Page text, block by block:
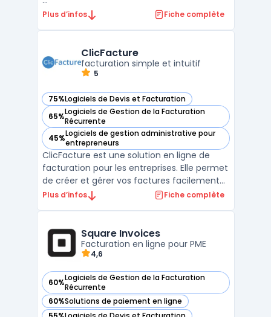
Plus d’infos Fiche complète
ClicFacture
facturation simple et intuitif
5
75%Logiciels de Devis et Facturation
— voir ClicFacture dans cette catégorie
65%Logiciels de Gestion de la Facturation
Récurrente
— voir ClicFacture dans cette catégorie
45%Logiciels de gestion administrative pour
entrepreneurs
— voir ClicFacture dans cette catégorie
ClicFacture est une solution en ligne de
facturation pour les entreprises. Elle permet
de créer et gérer vos factures facilement
et rapidement. ClicFacture offre des
clients. Avec ClicFacture, vous pouvez
suivre l'évolu ...
Plus d’infos Fiche complète
Square Invoices
Facturation en ligne pour PME
4,6
60%Logiciels de Gestion de la Facturation
Récurrente
— voir Square Invoices dans cette catégorie
60%Solutions de paiement en ligne
— voir Square Invoices dans cette catégorie